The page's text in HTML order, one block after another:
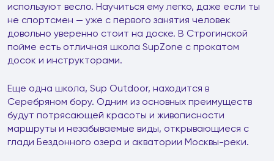
используют весло. Научиться ему легко, даже если ты
не спортсмен — уже с первого занятия человек
довольно уверенно стоит на доске. В Строгинской
пойме есть отличная школа SupZone с прокатом
досок и инструкторами.
Еще одна школа, Sup Outdoor, находится в
Серебряном бору. Одним из основных преимуществ
будут потрясающей красоты и живописности
маршруты и незабываемые виды, открывающиеся с
глади Бездонного озера и акватории Москвы-реки.